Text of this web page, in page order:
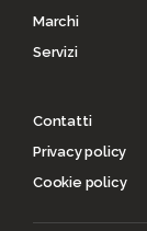
Marchi
Servizi
Contatti
Privacy policy
Cookie policy